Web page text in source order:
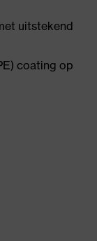
uitstekend
coating op